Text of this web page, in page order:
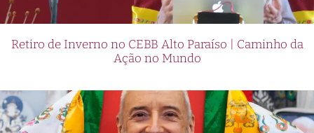
Retiro de Inverno no CEBB Alto Paraíso | Caminho da
Ação no Mundo